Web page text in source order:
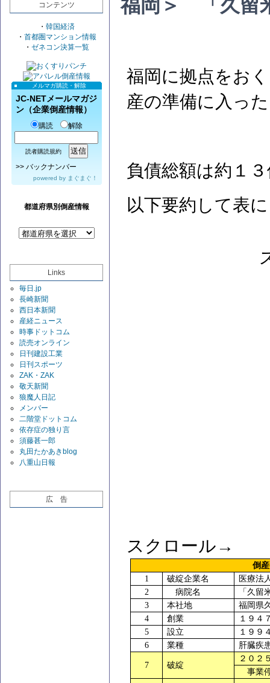
コンテンツ
・ 韓国経済
・ 首都圏マンション情報
・ ゼネコン決算一覧
メルマガ購読・解除
JC-NETメールマガジ
ン（企業倒産情報）
購読 解除
読者購読規約
>> バックナンバー
powered by まぐまぐ！
都道府県別倒産情報
Links
毎日.jp
長崎新聞
西日本新聞
産経ニュース
時事ドットコム
読売オンライン
日刊建設工業
日刊スポーツ
ZAK・ZAK
敬天新聞
狼魔人日記
メンバー
二階堂ドットコム
依存症の独り言
須藤甚一郎
丸田たかあきblog
八重山日報
広 告
福岡＞ 「久留
福岡に拠点をお
産の準備に入っ
負債総額は約１
以下要約して表
スクロール→
倒
1
破綻企業名
医療法
2
病院名
「久留
3
本社地
福岡県
4
創業
１９
5
設立
１９９
6
業種 肝臓疾
7 破綻
２０２
事業